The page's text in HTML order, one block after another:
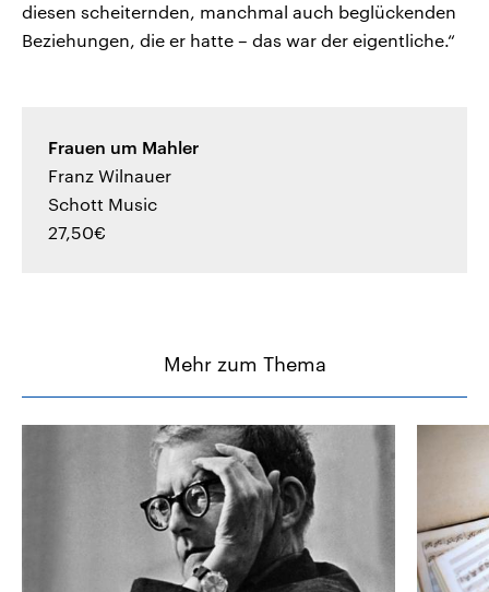
diesen scheiternden, manchmal auch beglückenden
Beziehungen, die er hatte – das war der eigentliche.“
Frauen um Mahler
Franz Wilnauer
Schott Music
27,50€
Mehr zum Thema